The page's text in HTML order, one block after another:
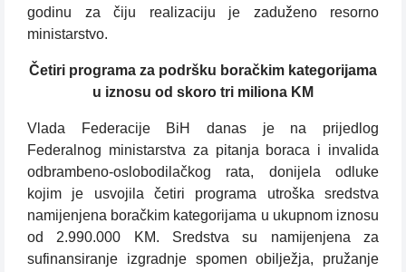
godinu za čiju realizaciju je zaduženo resorno
ministarstvo.
Četiri programa za podršku boračkim kategorijama
u iznosu od skoro tri miliona KM
Vlada Federacije BiH danas je na prijedlog
Federalnog ministarstva za pitanja boraca i invalida
odbrambeno-oslobodilačkog rata, donijela odluke
kojim je usvojila četiri programa utroška sredstva
namijenjena boračkim kategorijama u ukupnom iznosu
od 2.990.000 KM. Sredstva su namijenjena za
sufinansiranje izgradnje spomen obilježja, pružanje